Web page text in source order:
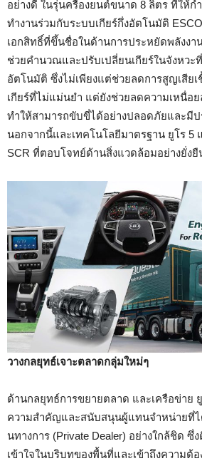
อย่างดี ในรุ่นครื่องยนต์ขนาด 8 ลิตร ที่ให้ก
ทำงานร่วมกับระบบเกียร์กึ่งอัตโนมัติ
เอกสิทธิ์ที่ขึ้นชื่อในด้านการประหยัดพลังงา
ช่วยคำนวณและปรับเปลี่ยนเกียร์ในจังหวะ
อัตโนมัติ ซึ่งไม่เพียงแต่ช่วยลดการสูญเสียเ
เกียร์ที่ไม่แม่นยำ แต่ยังช่วยลดความเหนื่อ
ทำให้สามารถขับขี่ได้อย่างปลอดภัยและมี
นอกจากนี้และเทคโนโลยีมาตรฐาน ยูโร 5
SCR ที่ตอบโจทย์ด้านสิ่งแวดล้อมอย่างยั่งยื
วางกลยุทธ์เจาะตลาดกลุ่มใหม่ๆ
ด้านกลยุทธ์การขยายตลาด และเครือข่าย
ความสำคัญและสนับสนุนผู้แทนจำหน่ายที่ไ
นทางการ (Private Dealer) อย่างใกล้ชิด ซึ่
เข้าใจในบริบทของพื้นที่และเข้าถึงความต้